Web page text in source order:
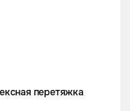
перетяжка